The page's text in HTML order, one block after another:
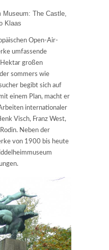
Museum: The Castle,
Klaas
Open-Air-
umfassende
großen
sommers wie
begibt sich auf
einem Plan, macht er
internationaler
Visch, Franz West,
Neben der
von 1900 bis heute